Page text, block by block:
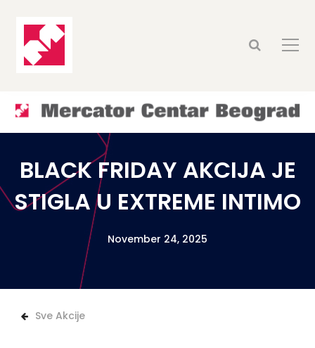
BLACK FRIDAY AKCIJA JE
STIGLA U EXTREME INTIMO
November 24, 2025
Sve Akcije